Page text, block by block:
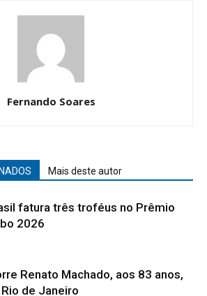
Fernando Soares
Mais deste autor
fatura três troféus no Prêmio
2026
Renato Machado, aos 83 anos,
de Janeiro